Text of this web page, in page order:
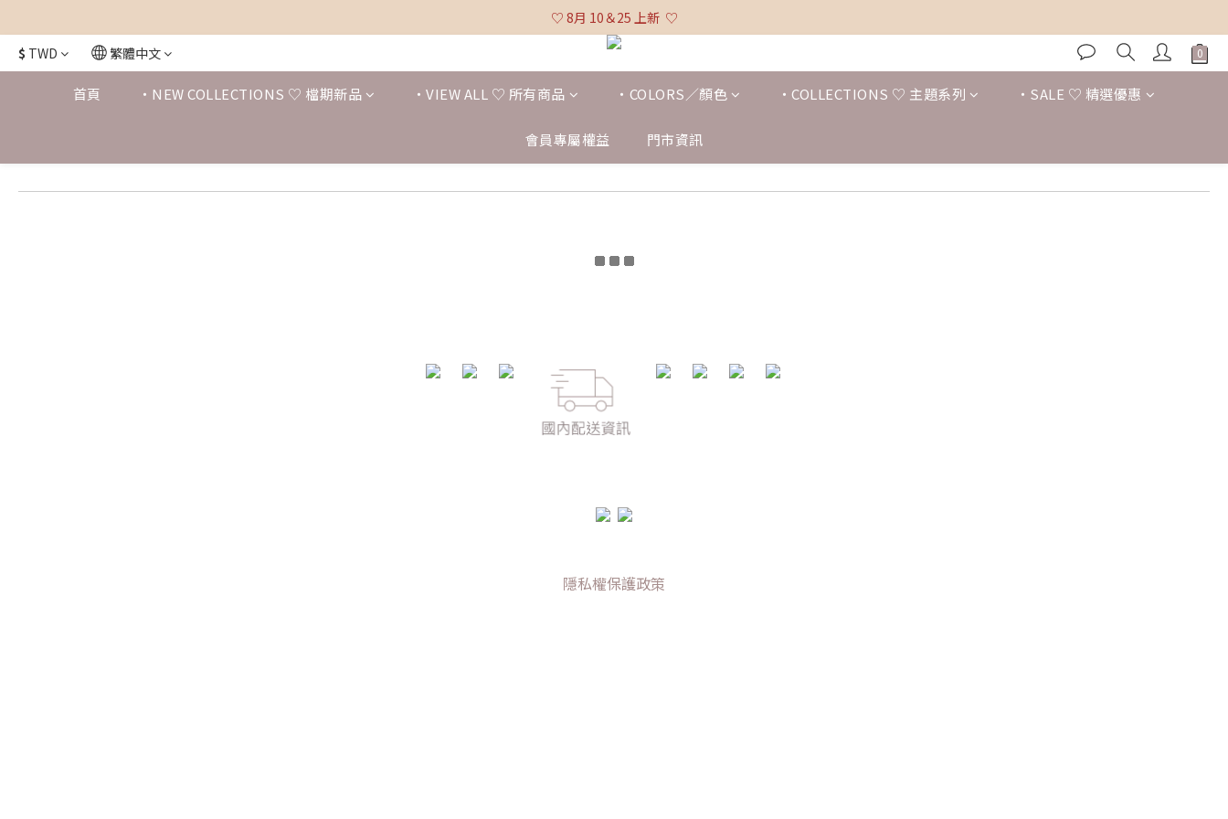
♡ 全館消費滿 $3,000 免運 (不含貨到付款及海外配送) ♡
♡ 8月 10＆25 上新  ♡
♡ 全館消費滿 $3,000 免運 (不含貨到付款及海外配送) ♡
$ TWD 繁體中文
首頁 ・NEW COLLECTIONS ♡ 檔期新品 ・VIEW ALL ♡ 所有商品 ・COLORS／顏色 ・COLLECTIONS ♡ 主題系列 ・SALE ♡ 精選優惠
會員專屬權益 門市資訊
隱私權保護政策